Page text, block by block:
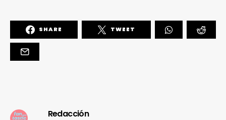
SHARE TWEET
Redacción